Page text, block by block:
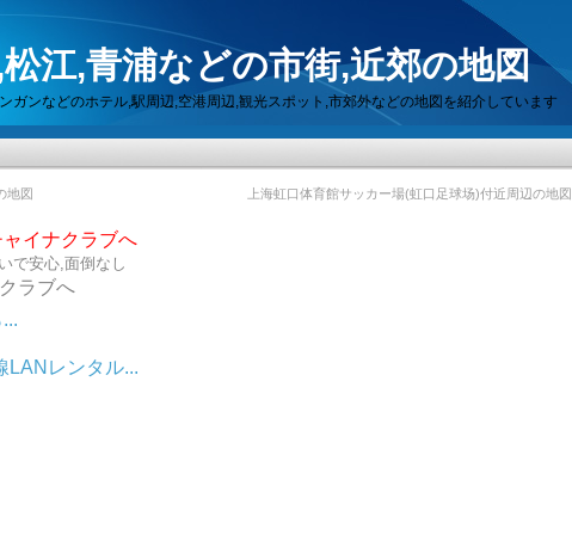
江,青浦などの市街,近郊の地図
ガンなどのホテル,駅周辺,空港周辺,観光スポット,市郊外などの地図を紹介しています
地図 上海虹口体育館サッカー場(虹口足球场)付近周辺の地図
イナクラブへ
で安心,面倒なし
ラブへ
レンタル...